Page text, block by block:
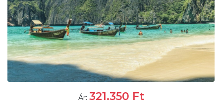
Ár: 321.350 Ft